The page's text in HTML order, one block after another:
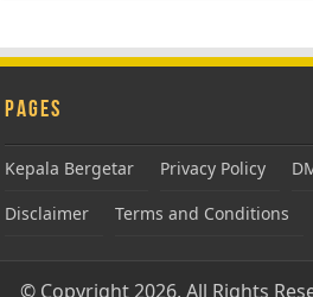
Pages
Kepala Bergetar Privacy Policy
Disclaimer
Terms and Conditions
© Copyright 2026, All Rights